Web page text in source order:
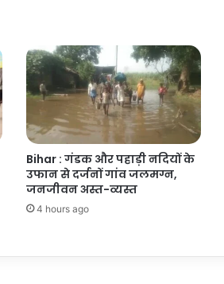
निर्यात
केंद्र
Bihar : गंडक और पहाड़ी नदियों के
उफान से दर्जनों गांव जलमग्न,
जनजीवन अस्त-व्यस्त
4 hours ago